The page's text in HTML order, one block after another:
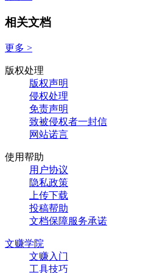
相关文档
更多 >
版权处理
版权声明
侵权处理
免责声明
致被侵权者一封信
网站诺言
使用帮助
用户协议
隐私政策
上传下载
投稿帮助
文档保障服务承诺
文赚学院
文赚入门
工具技巧